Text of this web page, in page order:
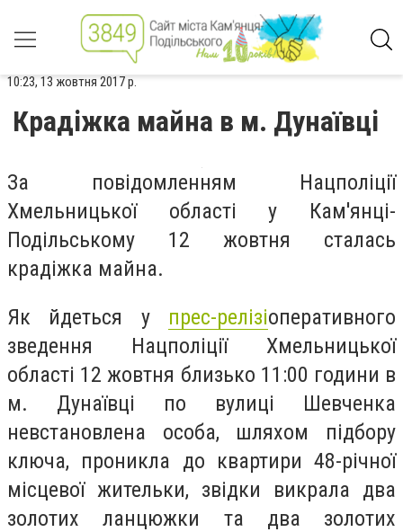
10:23, 13 жовтня 2017 р.
Крадіжка майна в м. Дунаївці
За повідомленням Нацполіції
Хмельницької області у Кам'янці-
Подільському 12 жовтня сталась
крадіжка майна.
Як йдеться у прес-релізіоперативного
зведення Нацполіції Хмельницької
області 12 жовтня близько 11:00 години в
м. Дунаївці по вулиці Шевченка
невстановлена особа, шляхом підбору
ключа, проникла до квартири 48-річної
місцевої жительки, звідки викрала два
золотих ланцюжки та два золотих